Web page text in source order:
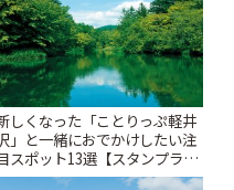
しくなった「ことりっぷ軽井
」と一緒におでかけしたい注
スポット13選【スタンプラリ
開催中】 | ことりっぷ